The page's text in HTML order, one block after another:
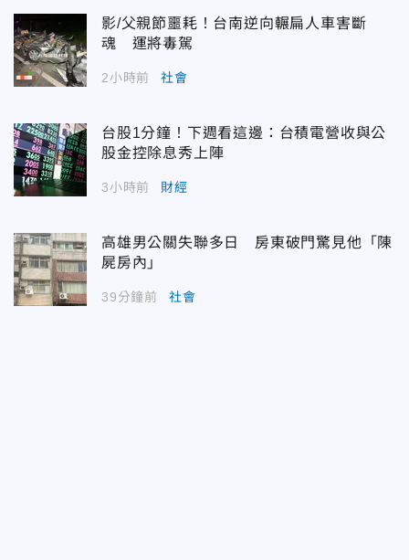
影/父親節噩耗！台南逆向輾扁人車害斷
魂 運將毒駕
2小時前 社會
台股1分鐘！下週看這邊：台積電營收與公
股金控除息秀上陣
3小時前 財經
高雄男公關失聯多日 房東破門驚見他「陳
屍房內」
39分鐘前 社會